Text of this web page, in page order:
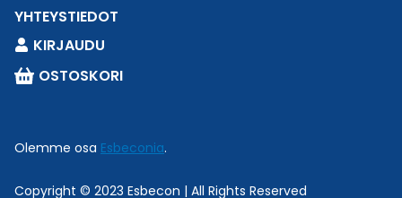
YHTEYSTIEDOT
KIRJAUDU
OSTOSKORI
Olemme osa Esbeconia.
Copyright © 2023 Esbecon | All Rights Reserved
teknisiä tuotetietoja?
Chat now →